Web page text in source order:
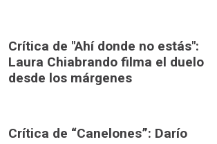
Crítica de "Ahí donde no estás":
Laura Chiabrando filma el duelo
desde los márgenes
Crítica de “Canelones”: Darío